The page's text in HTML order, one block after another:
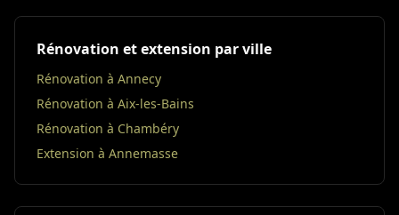
Rénovation et extension par ville
Rénovation à Annecy
Rénovation à Aix-les-Bains
Rénovation à Chambéry
Extension à Annemasse